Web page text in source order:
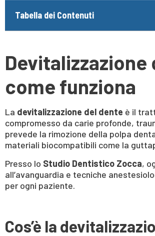
Tabella dei Contenuti
Devitalizzazione
come funziona
La devitalizzazione del dente è il
compromesso da carie profonde,
prevede la rimozione della polpa
materiali biocompatibili come la
Presso lo Studio Dentistico Zocca,
all’avanguardia e tecniche
per ogni paziente.
Cos’è la